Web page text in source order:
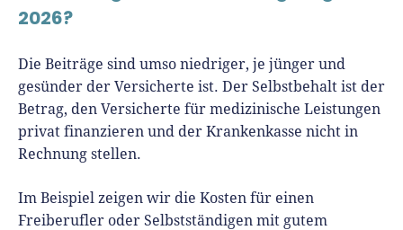
2026?
Die Beiträge sind umso niedriger, je jünger und
gesünder der Versicherte ist. Der Selbstbehalt ist der
Betrag, den Versicherte für medizinische Leistungen
privat finanzieren und der Krankenkasse nicht in
Rechnung stellen.
Im Beispiel zeigen wir die Kosten für einen
Freiberufler oder Selbstständigen mit gutem